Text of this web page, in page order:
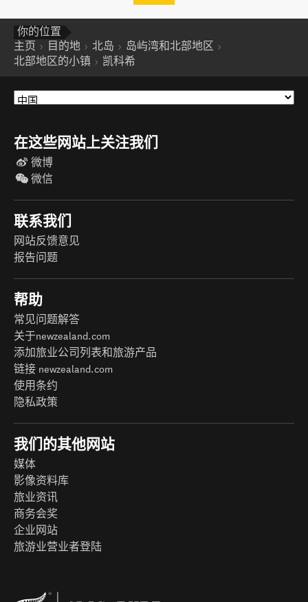
你的位置
主页
目的地 北岛
岛屿湾和北部地区
北部地区的小镇
凯科希
在这些网站上关注我们
微博
微信
联系我们
网站反馈意见
报告问题
帮助
常见问题解答
关于newzealand.com
添加旅业公司列表和旅游产品
链接 newzealand.com
使用条约
隐私政策
我们的其他网站
媒体
影像资料库
旅业资讯
商务会奖
企业网站
旅游业营业者登陆